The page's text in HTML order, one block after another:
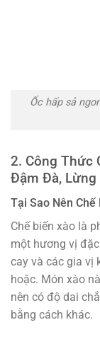
Ốc hấp sả
2. Công Thức
Đậm Đà, Lừng
Tại Sao Nên Chế
Chế biến xào là
một hương vị
cay và các gia vị
hoặc. Món xào
nên có độ dai
bằng cách khác.